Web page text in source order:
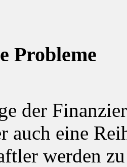
Probleme
der
auch eine
werden